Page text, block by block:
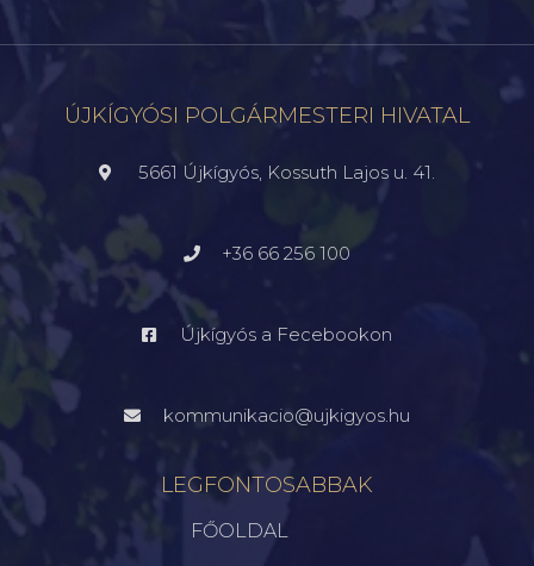
ÚJKÍGYÓSI POLGÁRMESTERI HIVATAL
5661 Újkígyós, Kossuth Lajos u. 41.
+36 66 256 100
Újkígyós a Fecebookon
kommunikacio@ujkigyos.hu
LEGFONTOSABBAK
FŐOLDAL